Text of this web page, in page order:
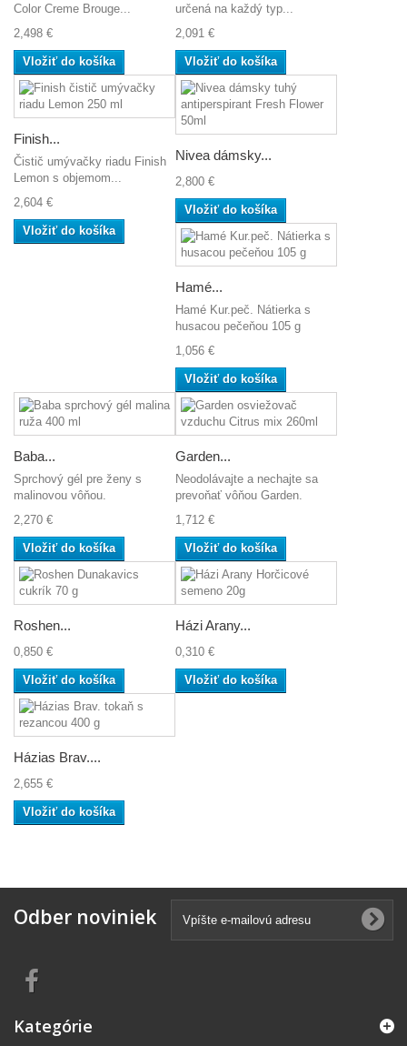
Color Creme Brouge...
2,498 €
Vložiť do košíka
určená na každý typ...
2,091 €
Vložiť do košíka
Finish...
Čistič umývačky riadu Finish
Lemon s objemom...
2,604 €
Vložiť do košíka
Nivea dámsky...
2,800 €
Vložiť do košíka
Hamé...
Hamé Kur.peč. Nátierka s
husacou pečeňou 105 g
1,056 €
Vložiť do košíka
Baba...
Sprchový gél pre ženy s
malinovou vôňou.
2,270 €
Vložiť do košíka
Garden...
Neodolávajte a nechajte sa
prevoňať vôňou Garden.
1,712 €
Vložiť do košíka
Roshen...
0,850 €
Vložiť do košíka
Házi Arany...
0,310 €
Vložiť do košíka
Házias Brav....
2,655 €
Vložiť do košíka
Odber noviniek
Kategórie